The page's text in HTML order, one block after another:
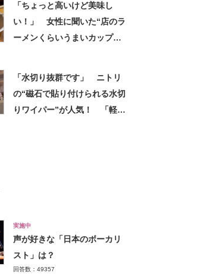
「ちょっと高いけど美味し
い！」 女性に聞いた“店のラ
ーメンくらいうまいカップ
「水切り抜群です」 ニトリ
の“磁石で貼り付けられる水切
りワイパー”が人気！ 「軽く
実施中
声が好きな「日本のボーカリ
スト」は？
回答数：49357